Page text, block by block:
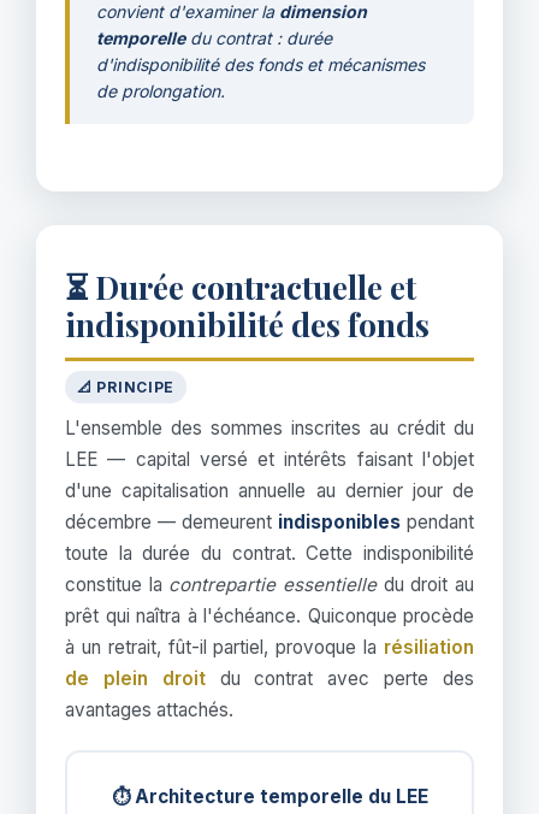
convient d'examiner la dimension
temporelledu contrat : durée
d'indisponibilité des fonds et mécanismes
de prolongation.
⏳ Durée contractuelle et
indisponibilité des fonds
📐 PRINCIPE
L'ensemble des sommes inscrites au crédit du
LEE — capital versé et intérêts faisant l'objet
d'une capitalisation annuelle au dernier jour de
décembre — demeurent indisponibles pendant
toute la durée du contrat. Cette indisponibilité
constitue la contrepartie essentielledu droit au
prêt qui naîtra à l'échéance. Quiconque procède
à un retrait, fût-il partiel, provoque la résiliation
de plein droitdu contrat avec perte des
avantages attachés.
⏱️ Architecture temporelle du LEE